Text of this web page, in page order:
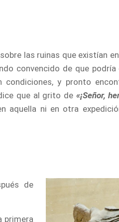
las ruinas que existían
convencido de que
y pronto
que al grito de «¡Señor,
aquella ni en otra
de
primera